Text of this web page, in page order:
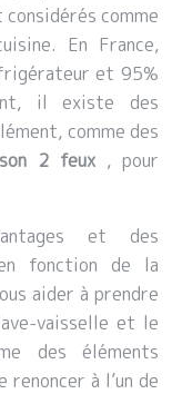
comme
En France,
et 95%
il existe des
comme des
2 feux , pour
et des
fonction de la
aider à prendre
vaisselle et le
des éléments
renoncer à l’un de